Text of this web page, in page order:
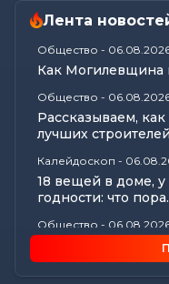
Лента
Общество -
Как Могилевщина
Общество -
Рассказываем,
лучших
Калейдоскоп -
18 вещей в доме,
годности: что
Общество - 06.08.2026
Как профсоюзы
семьям собрать